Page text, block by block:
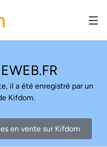
il a été enregistré par un
Kifdom.
en vente sur Kifdom